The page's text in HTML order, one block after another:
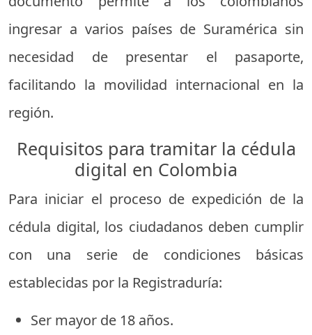
ingresar a varios países de Suramérica sin
necesidad de presentar el pasaporte,
facilitando la movilidad internacional en la
región.
Requisitos para tramitar la cédula
digital en Colombia
Para iniciar el proceso de expedición de la
cédula digital, los ciudadanos deben cumplir
con una serie de condiciones básicas
establecidas por la Registraduría:
Ser mayor de 18 años.